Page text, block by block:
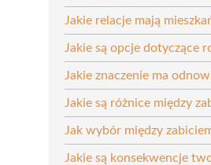
Jakie relacje mają
Jakie są opcje dotyczące
Jakie znaczenie ma
Jakie są różnice między
Jak wybór między
Jakie są konsekwencje